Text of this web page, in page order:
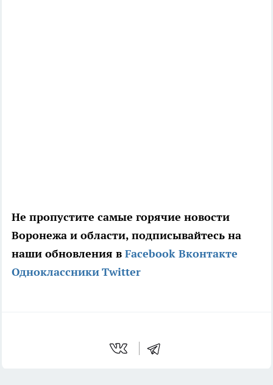
Не пропустите самые горячие новости
Воронежа и области, подписывайтесь на
наши обновления в Facebook Вконтакте
ОдноклассникиTwitter